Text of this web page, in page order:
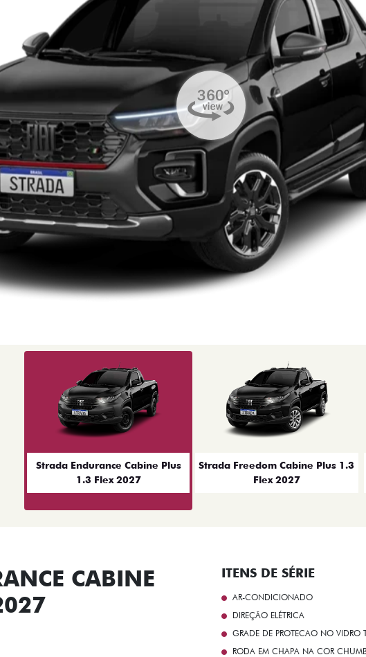
Strada Endurance Cabine Plus
1.3 Flex 2027
Strada Freedom Cabine Plus 1.3
Flex 2027
CABINE
ITENS DE SÉRIE
AR-CONDICIONADO
DIREÇÃO ELÉTRICA
GRADE DE PROTECAO NO VIDRO
RODA EM CHAPA NA COR